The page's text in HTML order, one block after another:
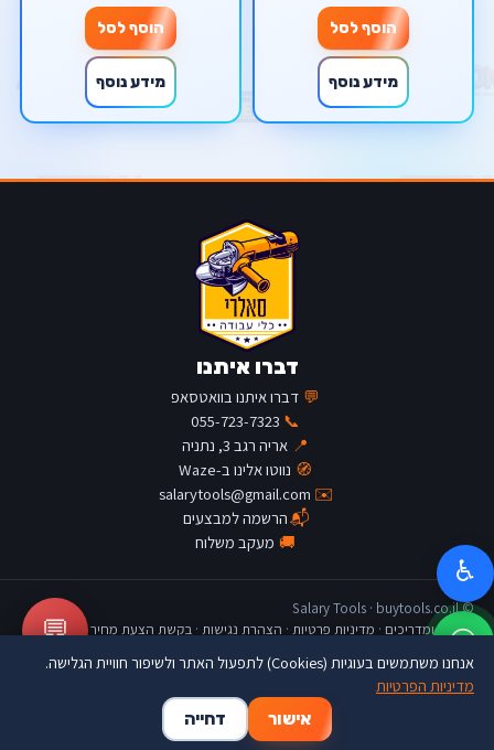
הוסף לסל
מידע נוסף
הוסף לסל
מידע נוסף
דברו איתנו
💬 דברו איתנו בוואטסאפ
📞
055-723-7323
📍 אריה רגב 3, נתניה
🧭 נווטו אלינו ב-Waze
✉️
salarytools@gmail.com
📬הרשמה למבצעים
🚚 מעקב משלוח
© Salary Tools · buytools.co.il
כתבות ומדריכים · מדיניות פרטיות · הצהרת נגישות · בקשת הצעת מחיר 💬
♿
🛒
סל קניות
אנחנו משתמשים בעוגיות (Cookies) לתפעול האתר ולשיפור חוויית הגלישה.
מדיניות הפרטיות
אישור
דחייה